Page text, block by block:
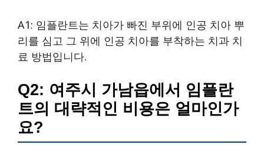
A1: 임플란트는 치아가 빠진 부위에 인공 치아 뿌
리를 심고 그 위에 인공 치아를 부착하는 치과 치
료 방법입니다.
Q2: 여주시 가남읍에서 임플란
트의 대략적인 비용은 얼마인가
요?